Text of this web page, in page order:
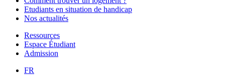
Etudiants en situation de handicap
Nos actualités
Ressources
Espace Étudiant
Admission
FR